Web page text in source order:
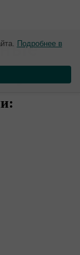
Подробнее в